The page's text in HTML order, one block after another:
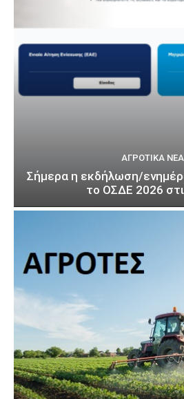
ΑΓΡΟΤΙΚΆ ΝΈΑ
Σήμερα η εκδήλωση/
το ΟΣΔΕ 2026